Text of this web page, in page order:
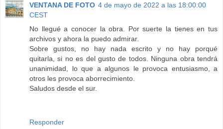
VENTANA DE FOTO 4 de mayo de 2022 a las 18:00:00
CEST
No llegué a conocer la obra. Por suerte la tienes en tus
archivos y ahora la puedo admirar.
Sobre gustos, no hay nada escrito y no hay porqué
quitarla, si no es del gusto de todos. Ninguna obra tendrá
unanimidad, lo que a algunos le provoca entusiasmo, a
otros les provoca aborrecimiento.
Saludos desde el sur.
Responder